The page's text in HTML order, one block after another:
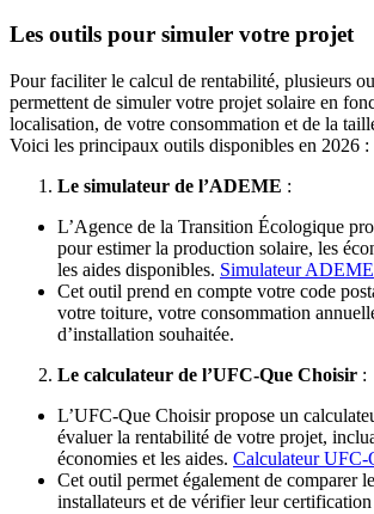
Les outils pour simuler votre projet
Pour faciliter le calcul de rentabilité, plusieurs
permettent de simuler votre projet solaire en
localisation, de votre consommation et de la
Voici les principaux outils disponibles en 2026 :
Le simulateur de l’ADEME :
L’Agence de la Transition Écologique
pour estimer la production solaire, les
les aides disponibles. Simulateur ADEME
Cet outil prend en compte votre code
votre toiture, votre consommation
d’installation souhaitée.
Le calculateur de l’UFC-Que Choisir :
L’UFC-Que Choisir propose un
évaluer la rentabilité de votre projet,
économies et les aides. Calculateur UFC-
Cet outil permet également de comparer
installateurs et de vérifier leur